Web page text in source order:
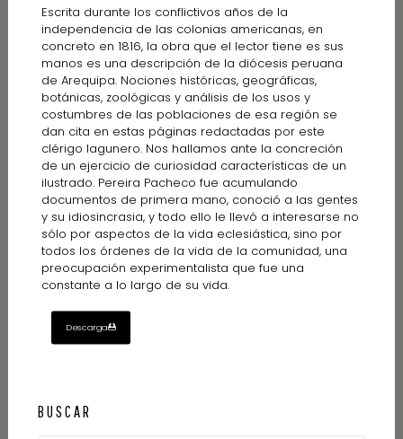
CUEVA DEL VIENTO
Escrita durante los conflictivos años de la
independencia de las colonias americanas, en
concreto en 1816, la obra que el lector tiene es sus
manos es una descripción de la diócesis peruana
de Arequipa. Nociones históricas, geográficas,
botánicas, zoológicas y análisis de los usos y
costumbres de las poblaciones de esa región se
dan cita en estas páginas redactadas por este
clérigo lagunero. Nos hallamos ante la concreción
de un ejercicio de curiosidad características de un
ilustrado. Pereira Pacheco fue acumulando
documentos de primera mano, conoció a las gentes
y su idiosincrasia, y todo ello le llevó a interesarse no
sólo por aspectos de la vida eclesiástica, sino por
todos los órdenes de la vida de la comunidad, una
preocupación experimentalista que fue una
constante a lo largo de su vida.
Descarga
BUSCAR